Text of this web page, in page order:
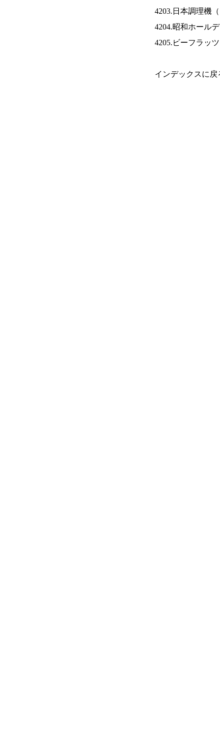
4203.日本調理機（
4204.昭和ホール
4205.ビーフラッ
インデックスに戻